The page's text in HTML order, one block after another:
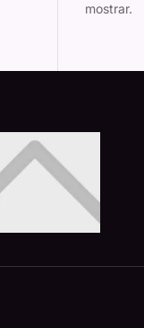
mostrar.